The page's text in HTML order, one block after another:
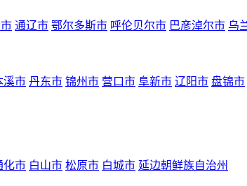
通辽市 鄂尔多斯市 呼伦贝尔市 巴彦淖尔市 乌
溪市 丹东市 锦州市 营口市 阜新市 辽阳市 盘锦市
化市 白山市 松原市 白城市 延边朝鲜族自治州